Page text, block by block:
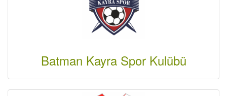
Batman Kayra Spor Kulübü